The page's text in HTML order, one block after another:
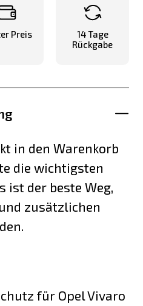
Preis
14 Tage
Rückgabe
in den Warenkorb
die wichtigsten
ist der beste Weg,
zusätzlichen
für Opel Vivaro